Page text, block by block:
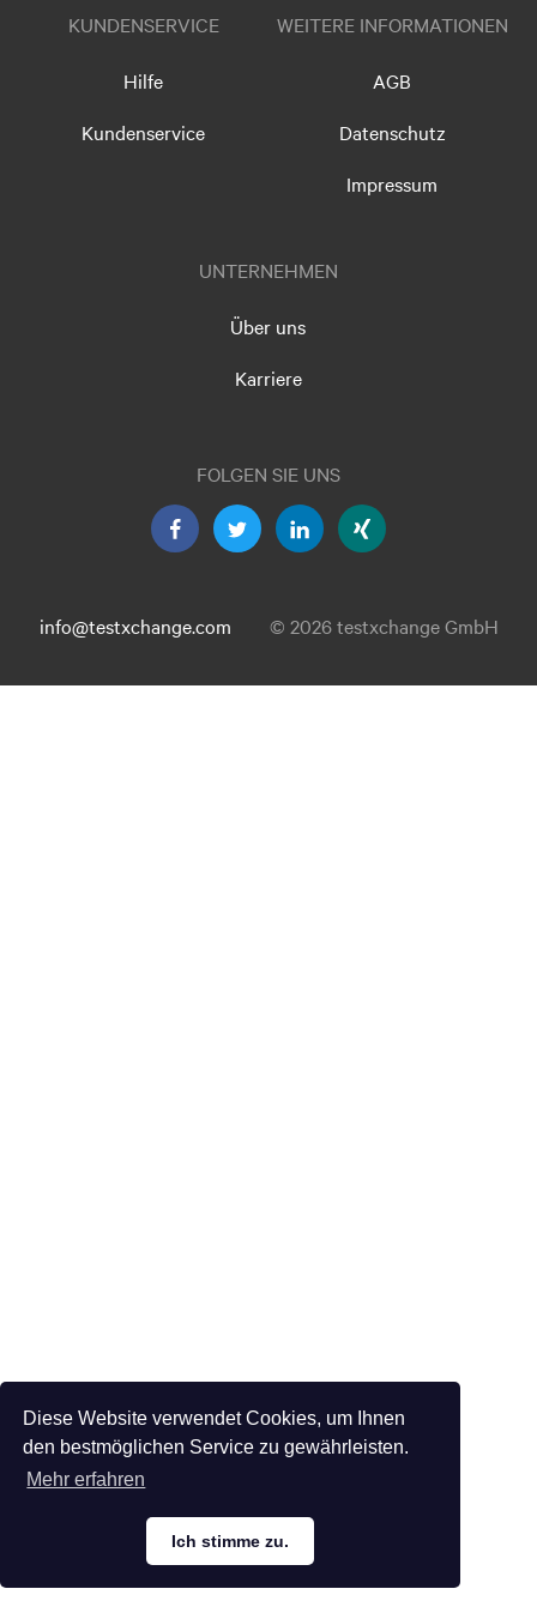
Diese Website verwendet Cookies, um Ihnen
den bestmöglichen Service zu gewährleisten.
Mehr erfahren
Ich stimme zu.
KUNDENSERVICE
Hilfe
Kundenservice
WEITERE INFORMATIONEN
AGB
Datenschutz
Impressum
UNTERNEHMEN
Über uns
Karriere
FOLGEN SIE UNS
info@testxchange.com © 2026 testxchange GmbH